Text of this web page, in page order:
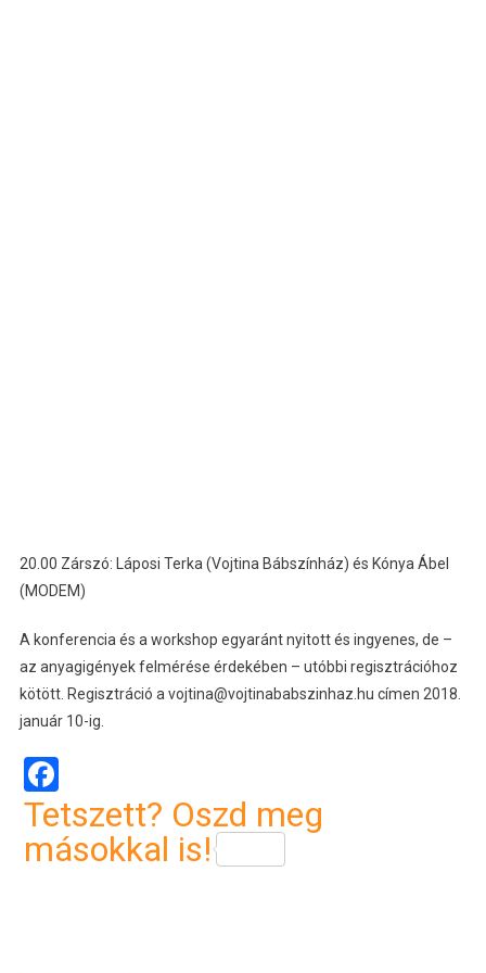
20.00 Zárszó: Láposi Terka (Vojtina Bábszínház) és Kónya Ábel
(MODEM)
A konferencia és a workshop egyaránt nyitott és ingyenes, de –
az anyagigények felmérése érdekében – utóbbi regisztrációhoz
kötött. Regisztráció a vojtina@vojtinababszinhaz.hu címen 2018.
január 10-ig.
Facebook
Tetszett? Oszd meg
másokkal is!